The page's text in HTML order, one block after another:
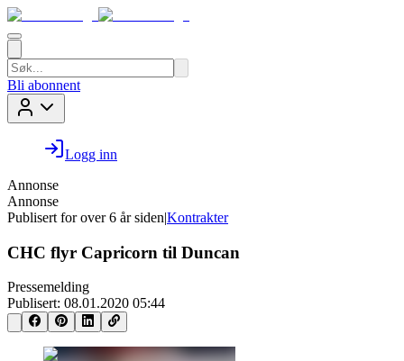
Bli abonnent
Logg inn
Annonse
Annonse
Publisert for over 6 år siden|Kontrakter
CHC flyr Capricorn til Duncan
Pressemelding
Publisert: 08.01.2020 05:44